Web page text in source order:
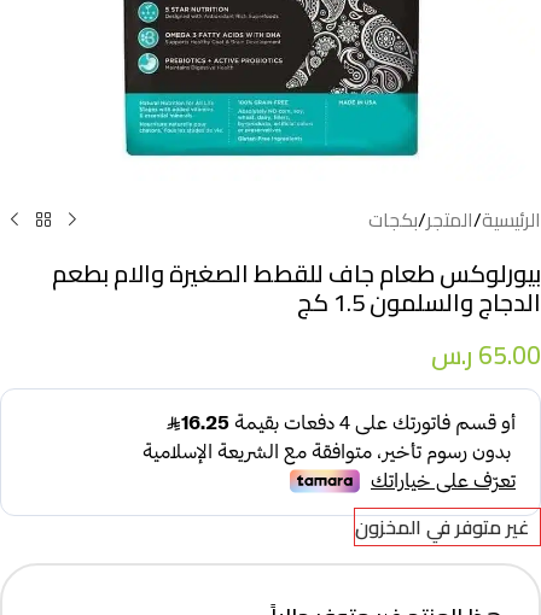
الرئيسية/المتجر/بكجات
بيورلوكس طعام جاف للقطط الصغيرة والام بطعم
الدجاج والسلمون 1.5 كج
65.00ر.س
غير متوفر في المخزون